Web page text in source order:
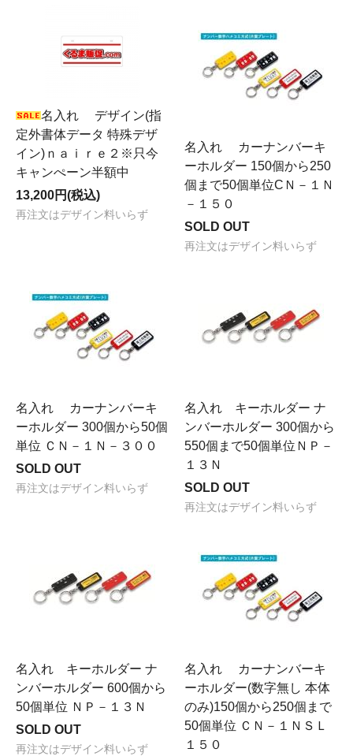
名入れ デザイン(指
定外書体データ 特殊デザ
イン)ｎａｉｒｅ２※只今
キャンぺーン半額中
13,200円(税込)
再注文はデザイン料いらず
名入れ カーナンバーキ
ーホルダー 150個から250
個まで50個単位CＮ－１Ｎ
－１５０
SOLD OUT
再注文はデザイン料いらず
名入れ カーナンバーキ
ーホルダー 300個から50個
単位 ＣＮ－１Ｎ－３００
SOLD OUT
再注文はデザイン料いらず
名入れ キーホルダー ナ
ンバーホルダー 300個から
550個まで50個単位ＮＰ－
１３Ｎ
SOLD OUT
再注文はデザイン料いらず
名入れ キーホルダー ナ
ンバーホルダー 600個から
50個単位 ＮＰ－１３Ｎ
SOLD OUT
再注文はデザイン料いらず
名入れ カーナンバーキ
ーホルダー(数字無し 本体
のみ)150個から250個まで
50個単位 ＣＮ－１ＮＳＬ
１５０